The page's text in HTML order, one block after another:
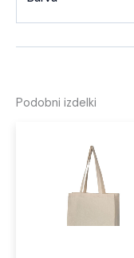
Podobni izdelki